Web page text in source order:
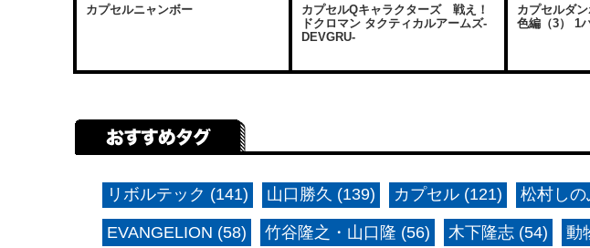
カプセルニャンボー
カプセルQキャラクターズ 戦え！
ドクロマン タクティカルアームズ-
DEVGRU-
カプセルダ
色編（3） 1
リボルテック (141) 山口勝久 (139) カプセル (121) 松村し
EVANGELION (58) 竹谷隆之・山口隆 (56) 木下隆志 (54) 動